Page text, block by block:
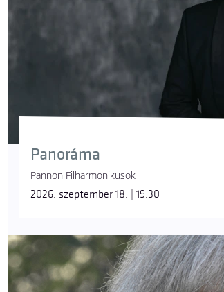
Panoráma
Pannon Filharmonikusok
2026. szeptember 18. | 19:30